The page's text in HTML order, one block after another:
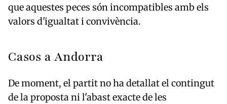
que aquestes peces són incompatibles amb els
valors d'igualtat i convivència.
Casos a Andorra
De moment, el partit no ha detallat el contingut
de la proposta ni l'abast exacte de les